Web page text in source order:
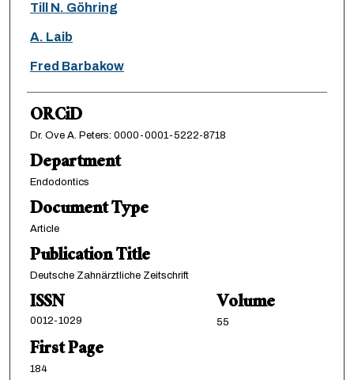
Till N. Göhring
A. Laib
Fred Barbakow
ORCiD
Dr. Ove A. Peters: 0000-0001-5222-8718
Department
Endodontics
Document Type
Article
Publication Title
Deutsche Zahnärztliche Zeitschrift
ISSN
0012-1029
Volume
55
First Page
184